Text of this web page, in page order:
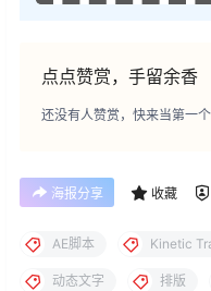
点点赞赏，手留余香
还没有人赞赏，快来当第一个
海报分享 收藏
AE脚本 Kinetic
动态文字 排版